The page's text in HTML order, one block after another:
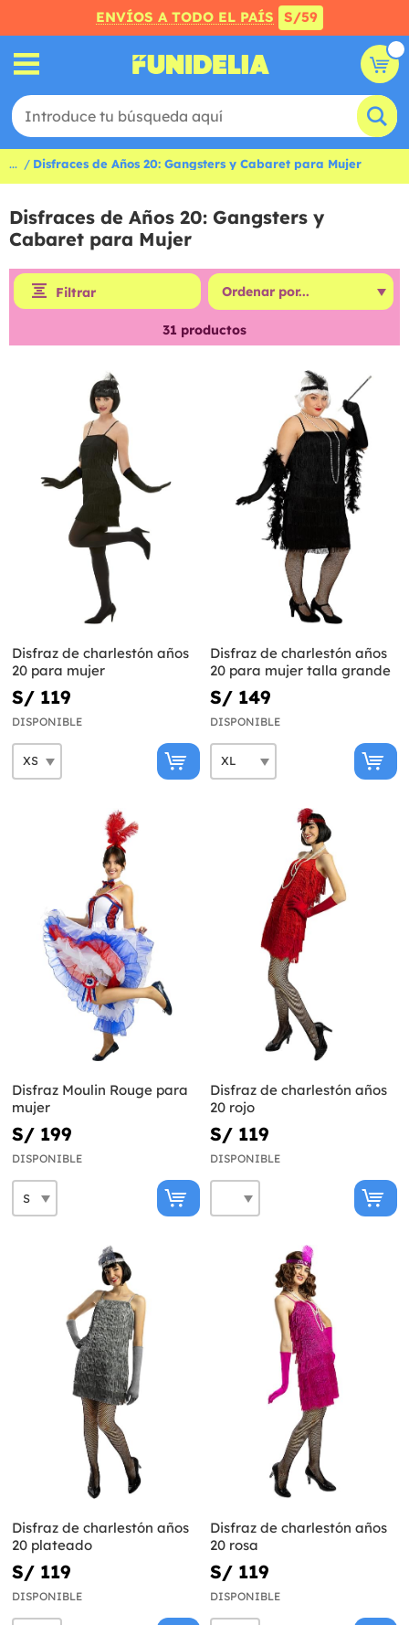
ENVÍOS A TODO EL PAÍS S/59
... Disfraces de Años 20: Gangsters y Cabaret para Mujer
Disfraces de Años 20: Gangsters y
Cabaret para Mujer
Filtrar
31 productos
Disfraz de charlestón años
20 para mujer
S/ 119
DISPONIBLE
Disfraz de charlestón años
20 para mujer talla grande
S/ 149
DISPONIBLE
Disfraz Moulin Rouge para
mujer
S/ 199
DISPONIBLE
Disfraz de charlestón años
20 rojo
S/ 119
DISPONIBLE
Disfraz de charlestón años
20 plateado
S/ 119
DISPONIBLE
Disfraz de charlestón años
20 rosa
S/ 119
DISPONIBLE